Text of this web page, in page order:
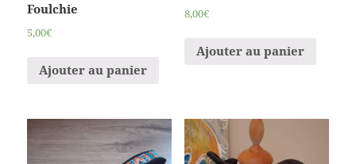
Foulchie
5,00€
Ajouter au panier
8,00€
Ajouter au panier